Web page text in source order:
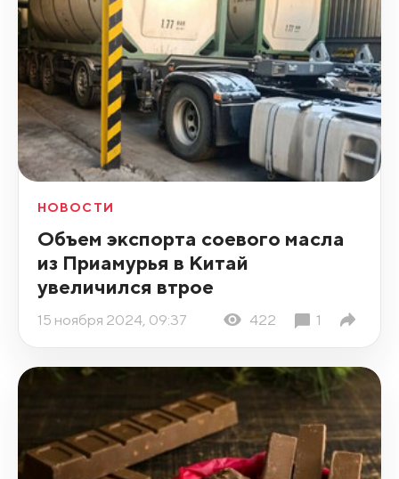
НОВОСТИ
Объем экспорта соевого масла
из Приамурья в Китай
увеличился втрое
15 ноября 2024, 09:37 422 1